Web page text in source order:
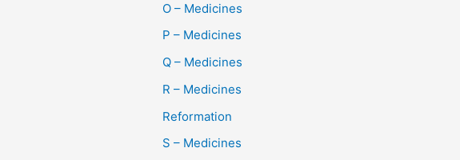
O – Medicines
P – Medicines
Q – Medicines
R – Medicines
Reformation
S – Medicines